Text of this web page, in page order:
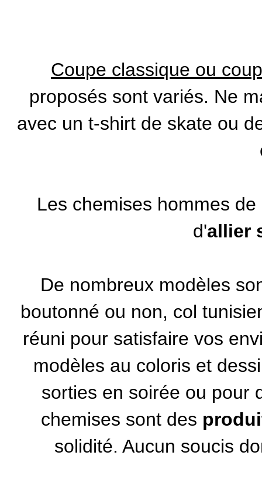
Coupe classique ou
proposés sont variés. Ne
avec un t-shirt de skate ou
Les chemises hommes
d'allier
De nombreux modèles
boutonné ou non, col
réuni pour satisfaire vos
modèles au coloris et
sorties en soirée ou pour
chemises sont des
solidité. Aucun soucis